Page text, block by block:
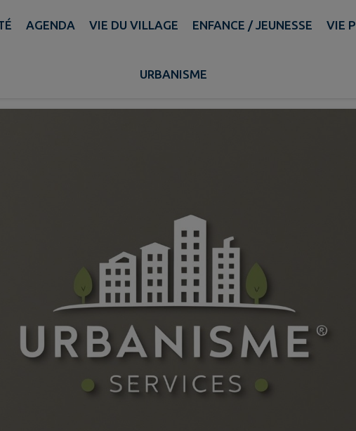
AGENDA VIE DU VILLAGE ENFANCE / JEUNESSE VIE
URBANISME
Services Urbanisme